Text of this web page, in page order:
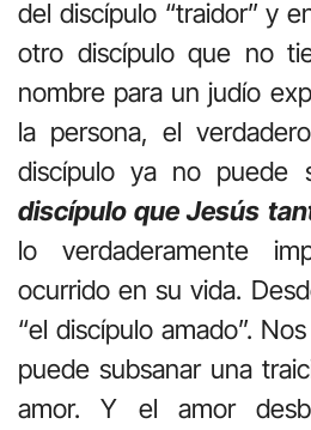
del discípulo “traidor” y
otro discípulo que no
nombre para un judío
la persona, el
discípulo ya no puede
discípulo que Jesús
lo verdaderamente
ocurrido en su vida.
“el discípulo amado”.
puede subsanar una
amor. Y el amor